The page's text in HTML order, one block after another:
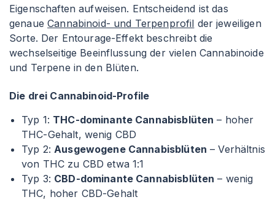
Eigenschaften aufweisen. Entscheidend ist das
genaueCannabinoid- und Terpenprofil der jeweiligen
Sorte. Der Entourage-Effekt beschreibt die
wechselseitige Beeinflussung der vielen Cannabinoide
und Terpene in den Blüten.
Die drei Cannabinoid-Profile
Typ 1: THC-dominante Cannabisblüten – hoher
THC-Gehalt, wenig CBD
Typ 2:Ausgewogene Cannabisblüten – Verhältnis
von THC zu CBD etwa 1:1
Typ 3: CBD-dominante Cannabisblüten – wenig
THC, hoher CBD-Gehalt